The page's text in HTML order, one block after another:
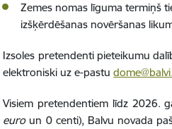
Zemes nomas līguma termiņš
izšķērdēšanas novēršanas
Izsoles pretendenti pieteikumu
elektroniski uz e-pastu
Visiem pretendentiem līdz 2026.
euro un 0 centi), Balvu novada